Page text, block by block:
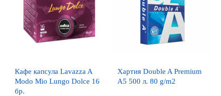
Кафе капсула Lavazza A
Modo Mio Lungo Dolce 16
бр.
Хартия Double A Premium
A5 500 л. 80 g/m2